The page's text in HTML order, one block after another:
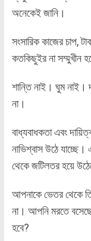
অনেকেই জানি।
সংসারিক কাজের চাপ,
কতকিছুইর না সম্মুখীন
শান্তি নাই। ঘুম নাই।
না।
বাধ্যবাধকতা এবং
নাভিশ্বাস উঠে
থেকে জটিলতর হয়ে
আপনাকে ভেতর থেকে
না। আপনি মরতে
হবে?